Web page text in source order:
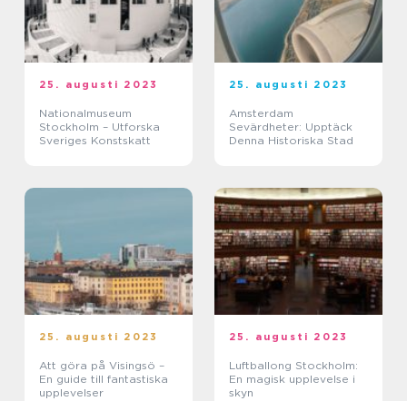
25. augusti 2023
Nationalmuseum
Stockholm – Utforska
Sveriges Konstskatt
25. augusti 2023
Amsterdam
Sevärdheter: Upptäck
Denna Historiska Stad
25. augusti 2023
Att göra på Visingsö –
En guide till fantastiska
upplevelser
25. augusti 2023
Luftballong Stockholm:
En magisk upplevelse i
skyn